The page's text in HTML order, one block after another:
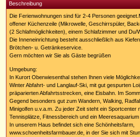
Beschreibung
Die Ferienwohnungen sind für 2-4 Personen
offener Küchenzeile (Mikrowelle, Geschirrspüler,
(2 Schlafmöglichkeiten), einem Schlafzimmer und Du/
Die Inneneinrichtung besteht ausschließlich aus
Brötchen- u. Getränkeservice.
Gern möchten wir Sie als Gäste begrüßen
Umgebung:
In Kurort Oberwiesenthal stehen Ihnen viele
Winter Abfahrt- und Langlauf-Ski, mit gut gespurten
präparierten Abfahrtsstrecken, eine Eisbahn. Im
Gegend besonders gut zum Wandern, Walking,
Minigolfen u.v.a.m. Zu jeder Zeit steht ein Sportcenter
Tennisplätze, Fitnessbereich und ein
In unserem Haus befindet sich eine Schönheitsfarm,
www.schoenheitsfarmbauer.de, in der Sie sich mit